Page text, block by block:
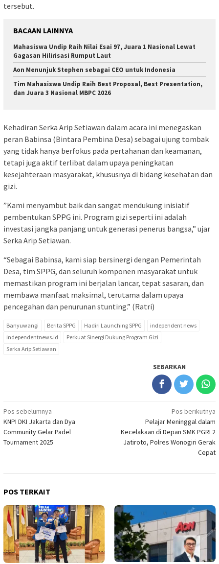
tersebut.
BACAAN LAINNYA
Mahasiswa Undip Raih Nilai Esai 97, Juara 1 Nasional Lewat
Gagasan Hilirisasi Rumput Laut
Aon Menunjuk Stephen sebagai CEO untuk Indonesia
Tim Mahasiswa Undip Raih Best Proposal, Best Presentation,
dan Juara 3 Nasional MBPC 2026
​Kehadiran Serka Arip Setiawan dalam acara ini menegaskan
peran Babinsa (Bintara Pembina Desa) sebagai ujung tombak
yang tidak hanya berfokus pada pertahanan dan keamanan,
tetapi juga aktif terlibat dalam upaya peningkatan
kesejahteraan masyarakat, khususnya di bidang kesehatan dan
gizi.
​”Kami menyambut baik dan sangat mendukung inisiatif
pembentukan SPPG ini. Program gizi seperti ini adalah
investasi jangka panjang untuk generasi penerus bangsa,” ujar
Serka Arip Setiawan.
“Sebagai Babinsa, kami siap bersinergi dengan Pemerintah
Desa, tim SPPG, dan seluruh komponen masyarakat untuk
memastikan program ini berjalan lancar, tepat sasaran, dan
membawa manfaat maksimal, terutama dalam upaya
pencegahan dan penurunan stunting.” (Ratri)
Banyuwangi Berita SPPG Hadiri Launching SPPG
independent news
independentnews.id
Perkuat Sinergi Dukung Program Gizi
Serka Arip Setiawan
SEBARKAN
Navigasi
pos
Pos sebelumnya
KNPI DKI Jakarta dan Dya
Community Gelar Padel
Tournament 2025
Pos berikutnya
Pelajar Meninggal dalam
Kecelakaan di Depan SMK PGRI 2
Jatiroto, Polres Wonogiri Gerak
Cepat
POS TERKAIT